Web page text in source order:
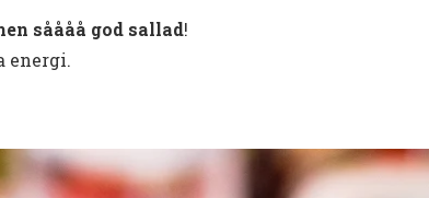
såååå god sallad!
energi.